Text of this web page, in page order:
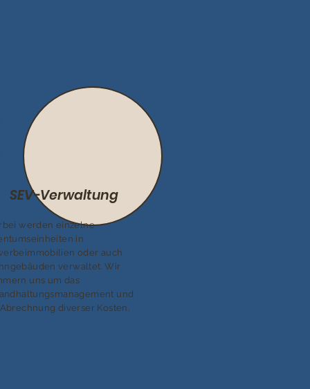
SEV-Verwaltung
werden einzelne
in
oder auch
verwaltet. Wir
uns um das
und
diverser Kosten.